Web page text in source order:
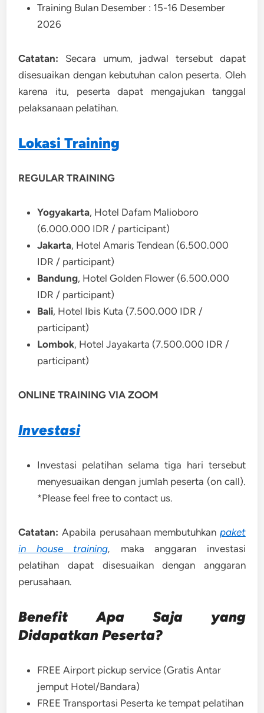
Training Bulan Desember : 15-16 Desember
2026
Catatan: Secara umum, jadwal tersebut dapat
disesuaikan dengan kebutuhan calon peserta. Oleh
karena itu, peserta dapat mengajukan tanggal
pelaksanaan pelatihan.
Lokasi Training
REGULAR TRAINING
Yogyakarta, Hotel Dafam Malioboro
(6.000.000 IDR / participant)
Jakarta, Hotel Amaris Tendean (6.500.000
IDR / participant)
Bandung, Hotel Golden Flower (6.500.000
IDR / participant)
Bali, Hotel Ibis Kuta (7.500.000 IDR /
participant)
Lombok, Hotel Jayakarta (7.500.000 IDR /
participant)
ONLINE TRAINING VIA ZOOM
Investasi
Investasi pelatihan selama tiga hari tersebut
menyesuaikan dengan jumlah peserta (on call).
*Please feel free to contact us.
Catatan: Apabila perusahaan membutuhkan paket
in house training, maka anggaran investasi
pelatihan dapat disesuaikan dengan anggaran
perusahaan.
Benefit Apa Saja yang
Didapatkan Peserta?
FREE Airport pickup service (Gratis Antar
jemput Hotel/Bandara)
FREE Transportasi Peserta ke tempat pelatihan